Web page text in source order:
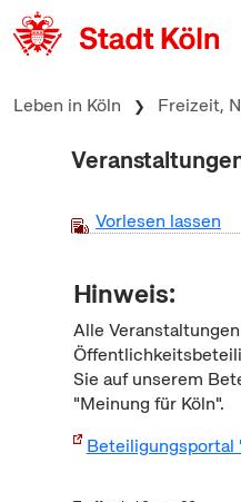
zum Inhalt springen
Leben in Köln Freizeit,
Vorlesen lassen
Hinweis:
Alle
Sie auf unserem
"Meinung für Köln".
Beteiligungsportal